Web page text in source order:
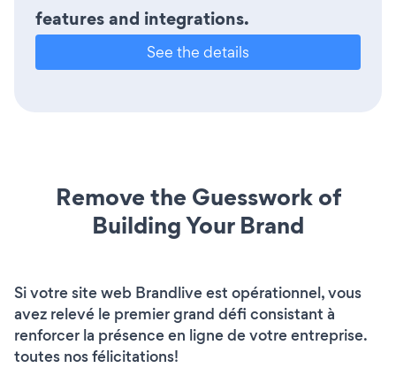
features and integrations.
See the details
Remove the Guesswork of
Building Your Brand
Si votre site web Brandlive est opérationnel, vous
avez relevé le premier grand défi consistant à
renforcer la présence en ligne de votre entreprise.
toutes nos félicitations!